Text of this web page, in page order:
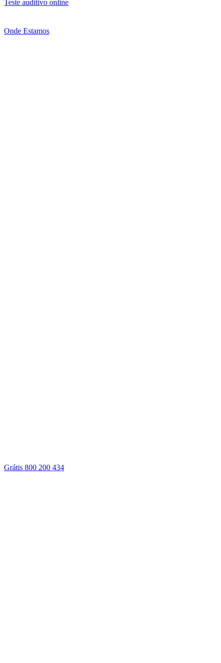
Teste auditivo online
Onde Estamos
Grátis 800 200 434